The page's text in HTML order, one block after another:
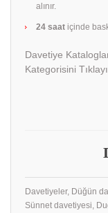
alınır.
24 saat içinde
Davetiye
Kategorisini
Davetiyeler, Düğün
Sünnet davetiyesi,